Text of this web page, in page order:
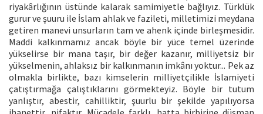
riyakârlığının üstünde kalarak samimiyetle bağlıyız. Türklük
gurur ve şuuru ile İslam ahlak ve fazileti, milletimizi meydana
getiren manevi unsurların tam ve ahenk içinde birleşmesidir.
Maddi kalkınmamız ancak böyle bir yüce temel üzerinde
yükselirse bir mana taşır, bir değer kazanır, milliyetsiz bir
yükselmenin, ahlaksız bir kalkınmanın imkânı yoktur... Pek az
olmakla birlikte, bazı kimselerin milliyetçilikle İslamiyeti
çatıştırmağa çalıştıklarını görmekteyiz. Böyle bir tutum
yanlıştır, abestir, cahilliktir, şuurlu bir şekilde yapılıyorsa